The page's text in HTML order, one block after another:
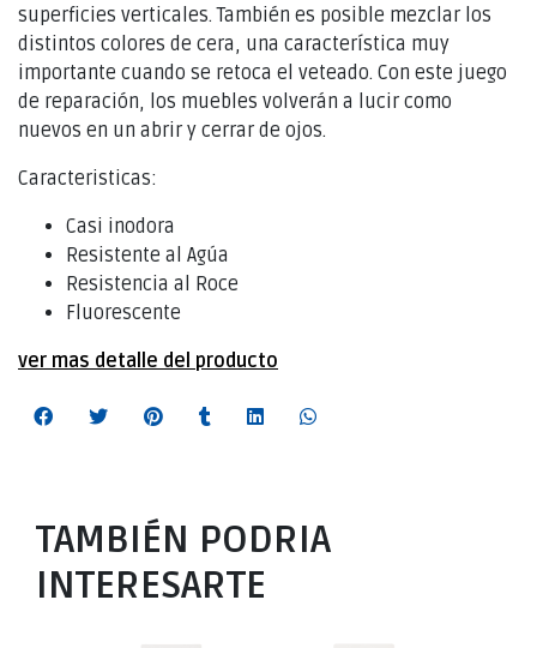
superficies verticales. También es posible mezclar los
distintos colores de cera, una característica muy
importante cuando se retoca el veteado. Con este juego
de reparación, los muebles volverán a lucir como
nuevos en un abrir y cerrar de ojos.
Caracteristicas:
Casi inodora
Resistente al Agúa
Resistencia al Roce
Fluorescente
ver mas detalle del producto
TAMBIÉN PODRIA
INTERESARTE